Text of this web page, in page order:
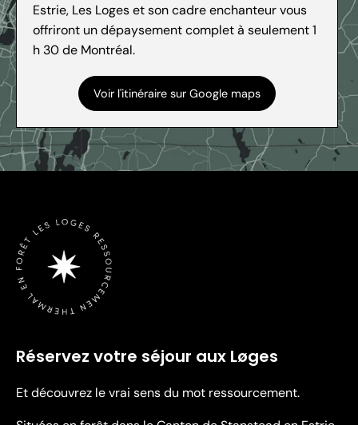
Estrie, Les Loges et son cadre enchanteur vous
offriront un dépaysement complet à seulement 1
h 30 de Montréal.
Voir l'itinéraire sur Google maps
Réservez votre séjour aux Løges
Et découvrez le vrai sens du mot ressourcement.